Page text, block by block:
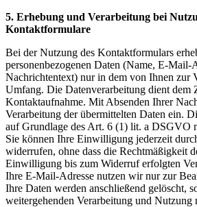
5. Erhebung und Verarbeitung bei
Kontaktformulare
Bei der Nutzung des Kontaktformulars
personenbezogenen Daten (Name, E-Mail-
Nachrichtentext) nur in dem von Ihnen zur
Umfang. Die Datenverarbeitung dient dem
Kontaktaufnahme. Mit Absenden Ihrer
Verarbeitung der übermittelten Daten ein.
auf Grundlage des Art. 6 (1) lit. a DSGVO
Sie können Ihre Einwilligung jederzeit
widerrufen, ohne dass die Rechtmäßigkeit
Einwilligung bis zum Widerruf erfolgten
Ihre E-Mail-Adresse nutzen wir nur zur
Ihre Daten werden anschließend gelöscht,
weitergehenden Verarbeitung und Nutzung